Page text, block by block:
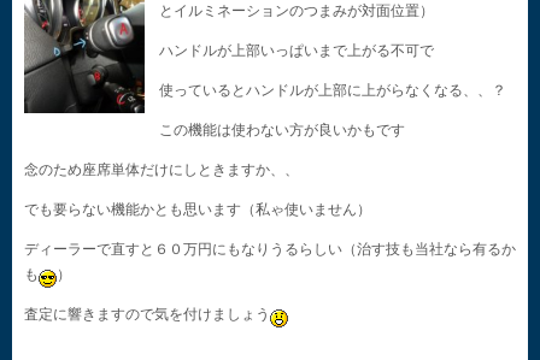
とイルミネーションのつまみが対面位置）
ハンドルが上部いっぱいまで上がる不可で
使っているとハンドルが上部に上がらなくなる、、？
この機能は使わない方が良いかもです
念のため座席単体だけにしときますか、、
でも要らない機能かとも思います（私ゃ使いません）
ディーラーで直すと６０万円にもなりうるらしい（治す技も当社なら有るか
も
）
査定に響きますので気を付けましょう